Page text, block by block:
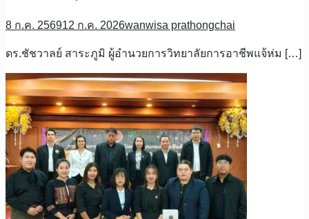
8 ก.ค. 256912 ก.ค. 2026wanwisa prathongchai
ดร.ชัชวาลย์ สาระภูมิ ผู้อำนวยการวิทยาลัยการอาชีพแจ้ห่ม […]